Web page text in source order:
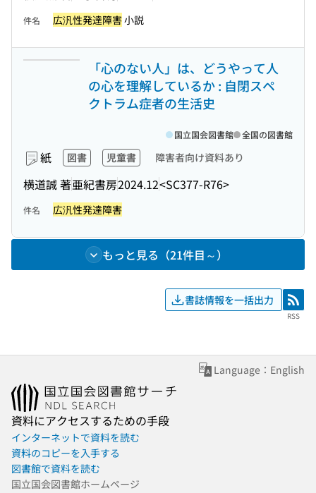
件名 広汎性発達障害小説
「心のない人」は、どうやって人
の心を理解しているか : 自閉スペ
クトラム症者の生活史
紙 図書 児童書 障害者向け資料あり
横道誠 著亜紀書房2024.12<SC377-R76>
国立国会図書館 全国の図書館
件名 広汎性発達障害
もっと見る（21件目～）
書誌情報を一括出力 RSS
RSS
Language：English
資料にアクセスするための手段
インターネットで資料を読む
資料のコピーを入手する
図書館で資料を読む
国立国会図書館ホームページ